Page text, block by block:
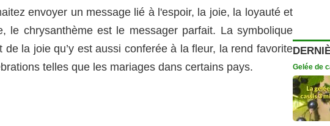
envoyer un message lié à l'espoir, la joie, la loyauté et
le chrysanthème est le messager parfait. La symbolique
de la joie qu’y est aussi conferée à la fleur, la rend favorite
telles que les mariages dans certains pays.
Gelée de